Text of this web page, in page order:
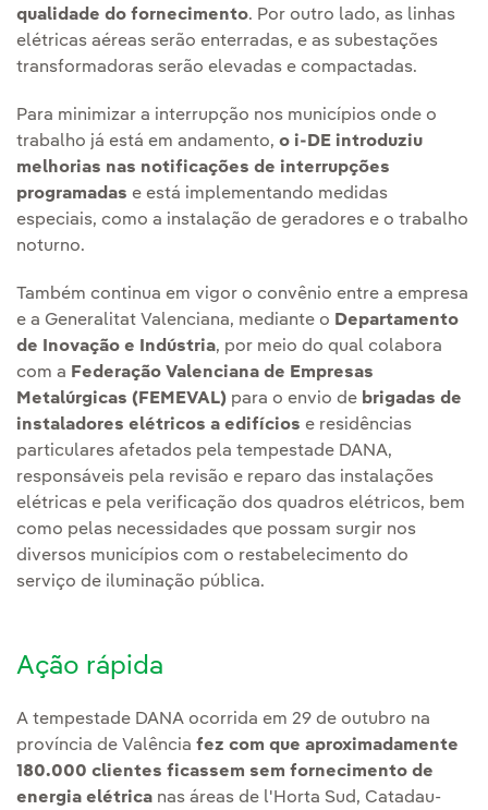
qualidade do fornecimento. Por outro lado, as linhas
elétricas aéreas serão enterradas, e as subestações
transformadoras serão elevadas e compactadas.
Para minimizar a interrupção nos municípios onde o
trabalho já está em andamento, o i-DE introduziu
melhorias nas notificações de interrupções
programadas e está implementando medidas
especiais, como a instalação de geradores e o trabalho
noturno.
Também continua em vigor o convênio entre a empresa
e a Generalitat Valenciana, mediante o Departamento
de Inovação e Indústria, por meio do qual colabora
com a Federação Valenciana de Empresas
Metalúrgicas (FEMEVAL) para o envio de brigadas de
instaladores elétricos a edifícios e residências
particulares afetados pela tempestade DANA,
responsáveis pela revisão e reparo das instalações
elétricas e pela verificação dos quadros elétricos, bem
como pelas necessidades que possam surgir nos
diversos municípios com o restabelecimento do
serviço de iluminação pública.
Ação rápida
A tempestade DANA ocorrida em 29 de outubro na
província de Valência fez com que aproximadamente
180.000 clientes ficassem sem fornecimento de
energia elétrica nas áreas de l'Horta Sud, Catadau-